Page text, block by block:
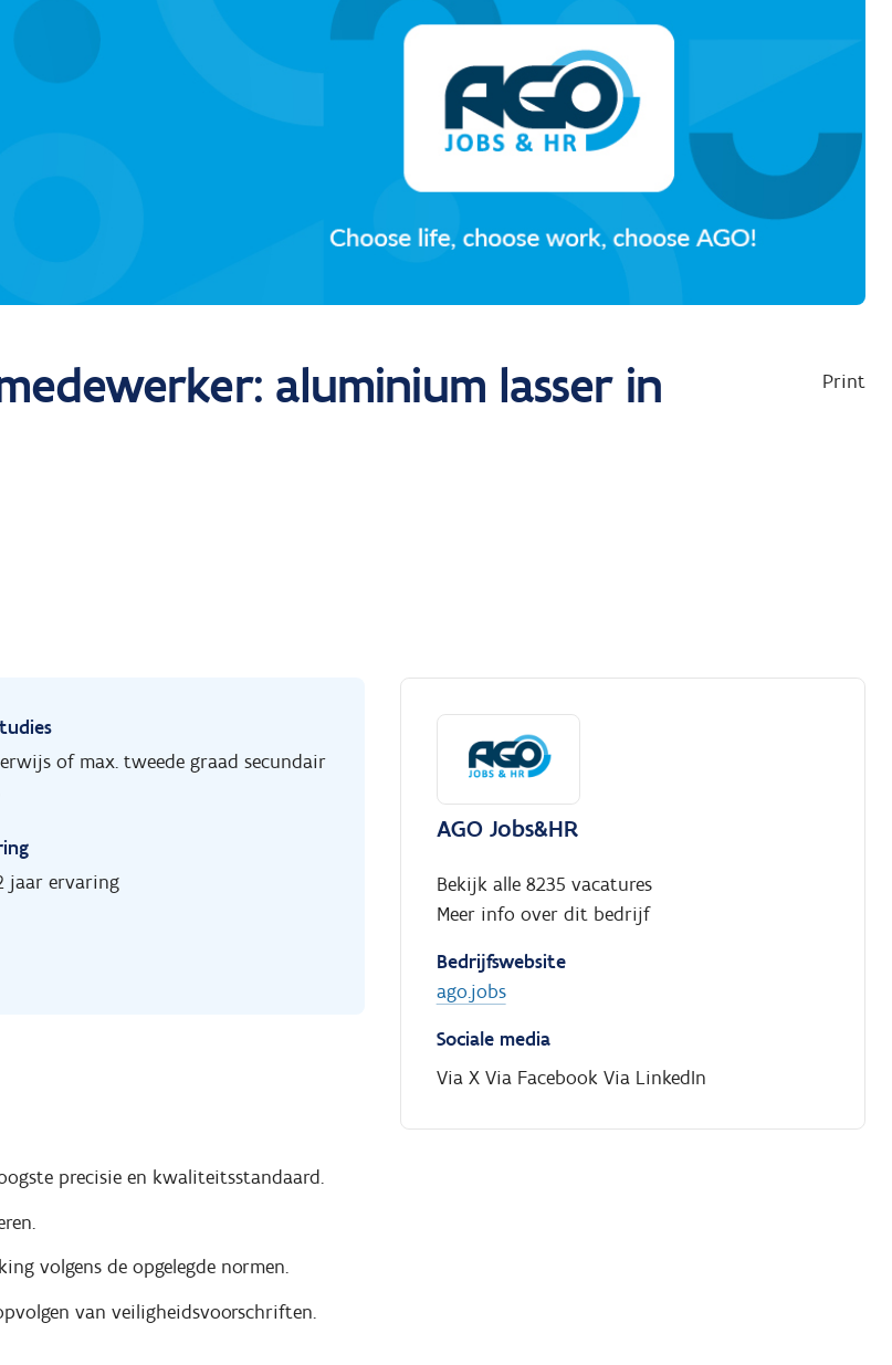
aluminium lasser in
Print
of max. tweede graad secundair
jaar ervaring
precisie en kwaliteitsstandaard.
volgens de opgelegde normen.
van veiligheidsvoorschriften.
AGO Jobs&HR
Bekijk alle 8235 vacatures
Meer info over dit bedrijf
Bedrijfswebsite
ago.jobs
Sociale media
Via X Via Facebook Via LinkedIn